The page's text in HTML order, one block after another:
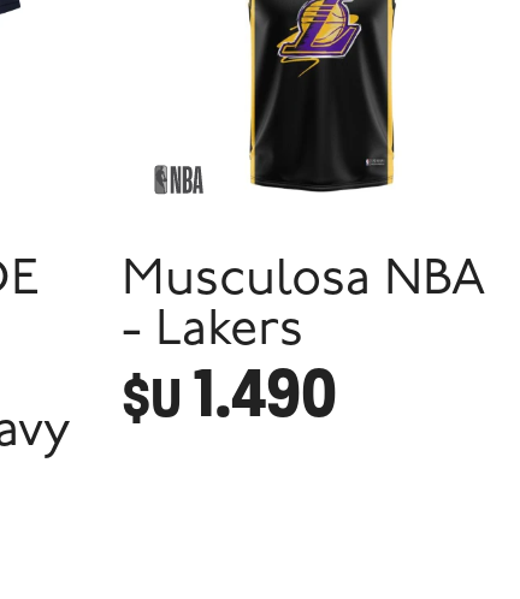
Musculosa NBA
- Lakers
$U 1.490